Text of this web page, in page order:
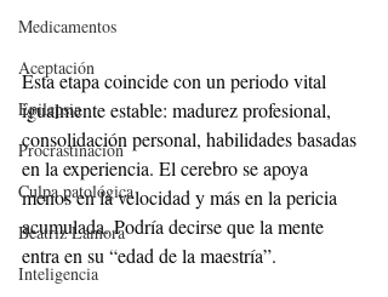
Medicamentos
Aceptación
Epilepsia
Procrastinación
Culpa patológica
Beatriz Lamora
Inteligencia
Esta etapa coincide con un periodo vital
igualmente estable: madurez profesional,
consolidación personal, habilidades basadas
en la experiencia. El cerebro se apoya
menos en la velocidad y más en la pericia
acumulada. Podría decirse que la mente
entra en su “edad de la maestría”.